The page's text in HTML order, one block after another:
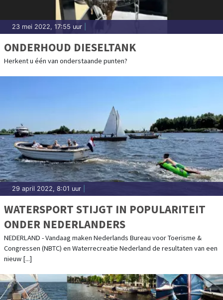
23 mei 2022, 17:55 uur
ONDERHOUD DIESELTANK
Herkent u één van onderstaande punten?
29 april 2022, 8:01 uur
WATERSPORT STIJGT IN POPULARITEIT
ONDER NEDERLANDERS
NEDERLAND - Vandaag maken Nederlands Bureau voor Toerisme &
Congressen (NBTC) en Waterrecreatie Nederland de resultaten van een
nieuw [...]